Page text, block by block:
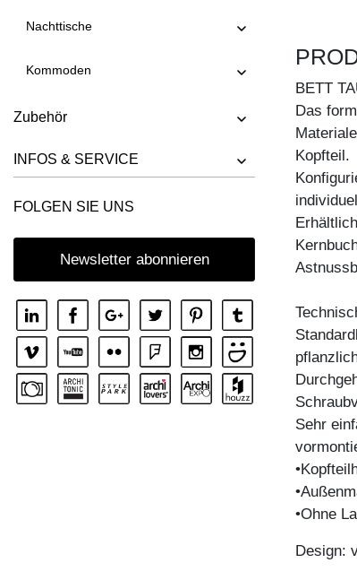
BETT TAURUS
Nachttische
Kommoden
Zubehör
INFOS & SERVICE
FOLGEN SIE UNS
Newsletter abonnieren
BETT
Das
Kopfteil.
Sehr
•Ohne
Design: